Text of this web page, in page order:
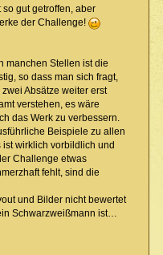
gut getroffen, aber
der Challenge!
manchen Stellen ist die
so dass man sich fragt,
Absätze weiter erst
verstehen, es wäre
das Werk zu verbessern.
Beispiele zu allen
wirklich vorbildlich und
Challenge etwas
fehlt, sind die
und Bilder nicht bewertet
Schwarzweißmann ist…